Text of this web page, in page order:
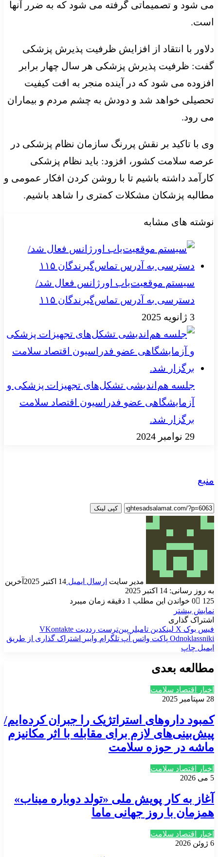
می شود و تصمیماتی گرفته می شود که به ضرر آنها
است.
دلاور با انتقاد از افزایش ظرفیت پذیرش پزشکی
گفت: ظرفیت پذیرش پزشکی هر سال چهار برابر
افزوده می شود که در آینده منجر به افت کیفیت
تحصیلی خواهد شد و دودش به چشم مردم و بیماران
می رود.
وی با تاکید بر نقش پررنگ سازمان نظام پزشکی در
عرصه سلامت کشور، افزود: باید نظام پزشکی
کارآمد داشته باشیم تا با روشن کردن افکار عمومی و
مطالبه پزشکان مشکلات کمتری را شاهد باشیم.
نوشته های مشابه
سیستم موقعیت‌یاب اورژانس فعال شد/
دسترسی به آدرس تماس‌گیرندگان ۱۱۵
3 ژانویه 2025
جلسه هم‌اندیشی تشکل‌های تجهیزات پزشکی و
آزمایشگاهی عضو فدراسیون اقتصاد سلامت
برگزار شد.
29 نوامبر 2024
منبع
کپی لینک
مدیر سایت ارسال ایمیل 14 اکتبر 2025
آخرین
به روز رسانی: 14 اکتبر 2025
0
125
خواندن این مطلب 1 دقیقه زمان میبرد
نمایش بیشتر
اشتراک گذاری
فیس بوک X لینکدین ‫تامبلر ‫پین‌ترست ‫رددیت ‫VKontakte
‫Odnoklassniki پاکت واتس آپ تلگرام وایبر
اشتراک گذاری از طریق
ایمیل چاپ
مطالعه بعدی
اخبار اقتصاد سلامت
28 سپتامبر 2025
کمبود داروهای استراتژیک را جبران کرده‌ایم/
پیش‌بینی‌های لازم برای مقابله با اثر مکانیزم
ماشه در حوزه سلامت
اخبار اقتصاد سلامت
5 می 2026
آغاز به کار پویش ملی «تولد دوباره میناب»
همزمان با روز جهانی ماما
اخبار اقتصاد سلامت
6 ژوئن 2026